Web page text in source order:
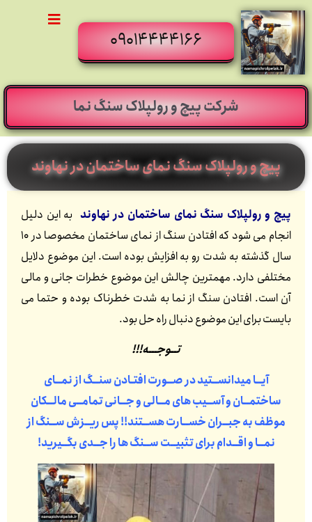
09014444166
شرکت پیچ و رولپلاک سنگ نما
پیچ و رولپلاک سنگ نمای ساختمان در نهاوند
پیچ و رولپلاک سنگ نمای ساختمان در نهاوند به این دلیل
انجام می شود که افتادن سنگ از نمای ساختمان مخصوصا در 10
سال گذشته به شدت رو به افزایش بوده است. این موضوع دلایل
مختلفی دارد. مهمترین چالش این موضوع خطرات جانی و مالی
آن است. افتادن سنگ از نما به شدت خطرناک بوده و حتما می
بایست برای این موضوع دنبال راه حل بود.
تــوجـــه!!!
آیــا میدانســتید در صــورت افتـادن سنــگ از نمــای
ساختمــان و آســیب های مــالی و جــانی تمامــی مالــکان
موظف به جبــران خســارت هســتند!! پس ریــزش ســنگ از
نمــا و اقــدام برای تثبیــت ســنگ ها را جــدی بگــیرید!